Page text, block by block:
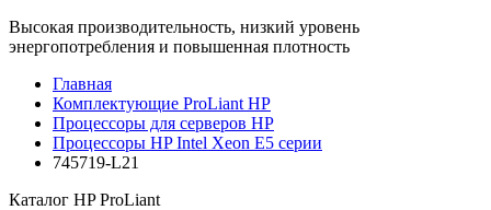
Высокая производительность, низкий уровень
энергопотребления и повышенная плотность
Главная
Комплектующие ProLiant HP
Процессоры для серверов HP
Процессоры HP Intel Xeon E5 серии
745719-L21
Каталог HP ProLiant